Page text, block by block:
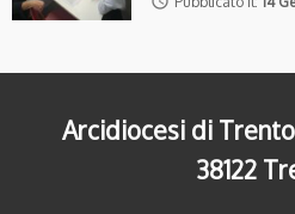
Arcidiocesi di
38122